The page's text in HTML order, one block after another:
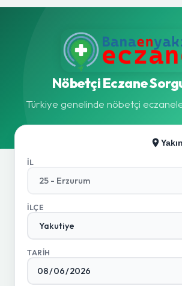
Nöbetçi Eczane
Türkiye genelinde nöbetçi
İL
İLÇE
TARIH